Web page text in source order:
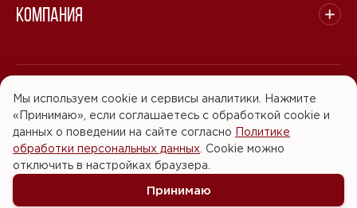
Компания
© 2008 - 2026 ООО "БАСТЭН". Все права защищены.
Политика обработки персональных данных
Согласие на обработку персональных данных
Мы используем cookie и сервисы аналитики. Нажмите
«Принимаю», если соглашаетесь с обработкой cookie и
данных о поведении на сайте согласно Политике
обработки персональных данных . Cookie можно
отключить в настройках браузера.
Принимаю